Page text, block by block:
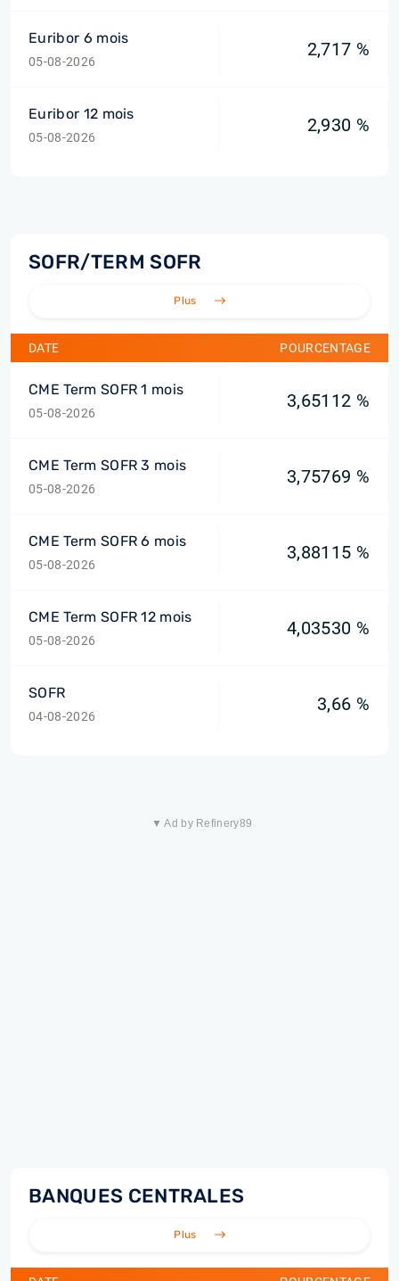
Euribor 6 mois
05-08-2026
2,717 %
Euribor 12 mois
05-08-2026
2,930 %
SOFR/TERM SOFR
Plus
DATE POURCENTAGE
CME Term SOFR 1 mois
05-08-2026
3,65112 %
CME Term SOFR 3 mois
05-08-2026
3,75769 %
CME Term SOFR 6 mois
05-08-2026
3,88115 %
CME Term SOFR 12 mois
05-08-2026
4,03530 %
SOFR
04-08-2026
3,66 %
▼ Ad by Refinery89
BANQUES CENTRALES
Plus